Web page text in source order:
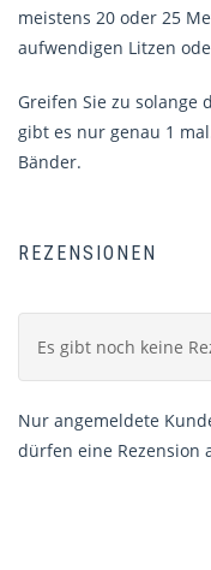
meistens 20 oder 25
aufwendigen Litzen
Greifen Sie zu solange
gibt es nur genau 1
Bänder.
REZENSIONEN
Es gibt noch keine
Nur angemeldete
dürfen eine Rezension